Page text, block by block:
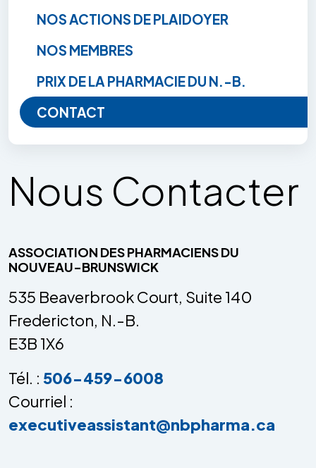
NOS ACTIONS DE PLAIDOYER
NOS MEMBRES
PRIX DE LA PHARMACIE DU N.-B.
CONTACT
Nous Contacter
ASSOCIATION DES PHARMACIENS DU
NOUVEAU-BRUNSWICK
535 Beaverbrook Court, Suite 140
Fredericton, N.-B.
E3B 1X6
Tél. : 506-459-6008
Courriel :
executiveassistant@nbpharma.ca